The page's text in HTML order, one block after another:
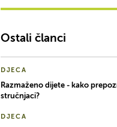
Ostali članci
DJECA
Razmaženo dijete - kako
stručnjaci?
DJECA